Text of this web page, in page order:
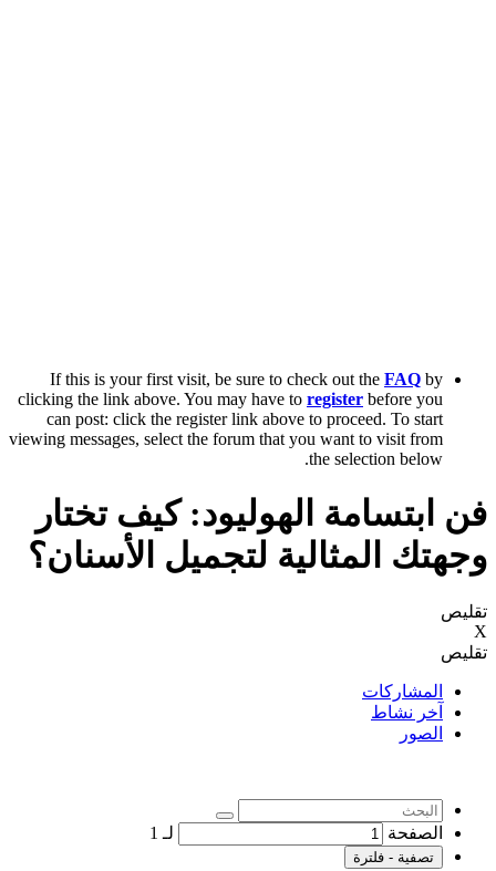
If this is your first visit, be sure to check out the FAQ by
clicking the link above. You may have to register before you
can post: click the register link above to proceed. To start
viewing messages, select the forum that you want to visit from
the selection below.
فن ابتسامة الهوليود: كيف تختار
وجهتك المثالية لتجميل الأسنان؟
تقليص
X
تقليص
المشاركات
آخر نشاط
الصور
الصفحة لـ 1
تصفية - فلترة